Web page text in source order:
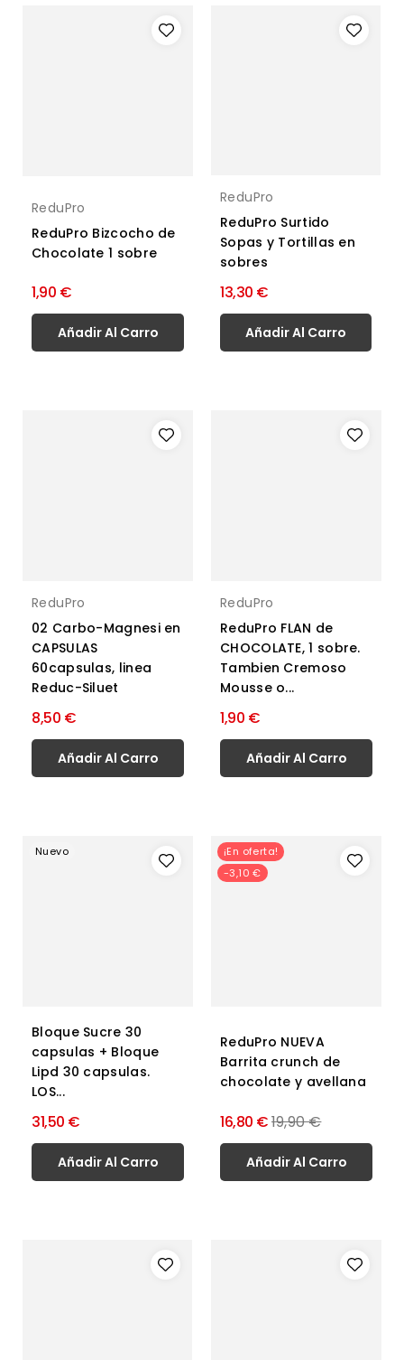
ReduPro
ReduPro Bizcocho de
Chocolate 1 sobre
1,90 €
Añadir Al Carro
ReduPro
ReduPro Surtido
Sopas y Tortillas en
sobres
13,30 €
Añadir Al Carro
ReduPro
02 Carbo-Magnesi en
CAPSULAS
60capsulas, linea
Reduc-Siluet
8,50 €
Añadir Al Carro
ReduPro
ReduPro FLAN de
CHOCOLATE, 1 sobre.
Tambien Cremoso
Mousse o...
1,90 €
Añadir Al Carro
Nuevo
Bloque Sucre 30
capsulas + Bloque
Lipd 30 capsulas.
LOS...
31,50 €
Añadir Al Carro
¡En oferta!
-3,10 €
ReduPro NUEVA
Barrita crunch de
chocolate y avellana
16,80 €Precio
normal
19,90 €
Añadir Al Carro